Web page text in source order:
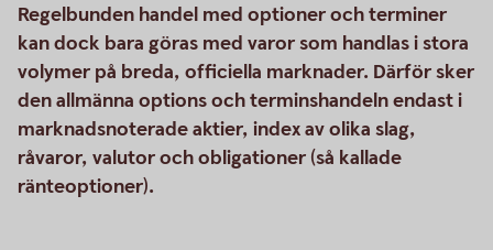
Regelbunden handel med optioner och terminer
kan dock bara göras med varor som handlas i stora
volymer på breda, officiella marknader. Därför sker
den allmänna options och terminshandeln endast i
marknadsnoterade aktier, index av olika slag,
råvaror, valutor och obligationer (så kallade
ränteoptioner).